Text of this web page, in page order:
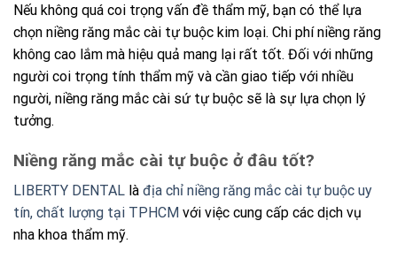
Nếu không quá coi trọng vấn đề thẩm mỹ, bạn có thể lựa
chọn niềng răng mắc cài tự buộc kim loại. Chi phí niềng răng
không cao lắm mà hiệu quả mang lại rất tốt. Đối với những
người coi trọng tính thẩm mỹ và cần giao tiếp với nhiều
người, niềng răng mắc cài sứ tự buộc sẽ là sự lựa chọn lý
tưởng.
Niềng răng mắc cài tự buộc ở đâu tốt?
LIBERTY DENTAL là địa chỉ niềng răng mắc cài tự buộc uy
tín, chất lượng tại TPHCM với việc cung cấp các dịch vụ
nha khoa thẩm mỹ.